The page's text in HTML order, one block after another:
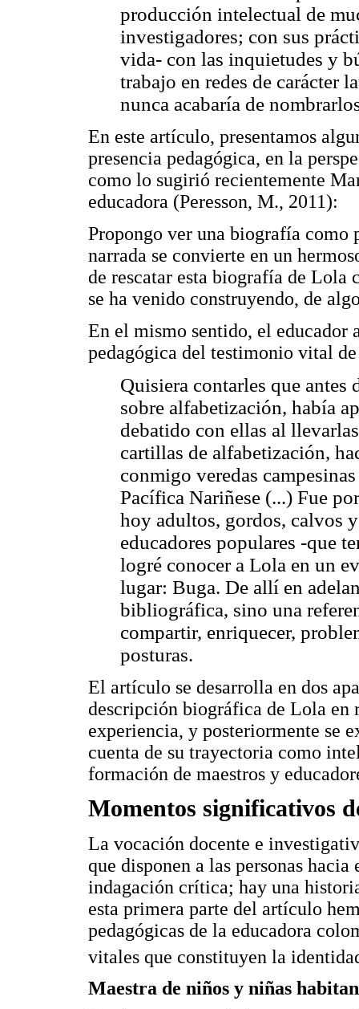
producción intelectual de
investigadores; con sus
vida- con las inquietudes y
trabajo en redes de carácter
nunca acabaría de
En este artículo, presentamos
presencia pedagógica, en la
como lo sugirió recientemente
educadora (Peresson, M., 2011):
Propongo ver una biografía como
narrada se convierte en un
de rescatar esta biografía de Lola
se ha venido construyendo, de
En el mismo sentido, el
pedagógica del testimonio vital
Quisiera contarles que antes
sobre alfabetización, había
debatido con ellas al
cartillas de alfabetización,
conmigo veredas
Pacífica Nariñese (...) Fue
hoy adultos, gordos, calvos
educadores populares -que
logré conocer a Lola en un
lugar: Buga. De allí en
bibliográfica, sino una
compartir, enriquecer,
posturas.
El artículo se desarrolla en dos
descripción biográfica de Lola en
experiencia, y posteriormente se
cuenta de su trayectoria como
formación de maestros y
Momentos significativos
La vocación docente e
que disponen a las personas
indagación crítica; hay una
esta primera parte del artículo
pedagógicas de la educadora
vitales que constituyen la
Maestra de niños y niñas